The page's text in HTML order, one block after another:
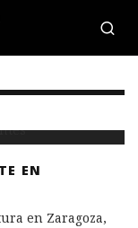
EN
en Zaragoza,